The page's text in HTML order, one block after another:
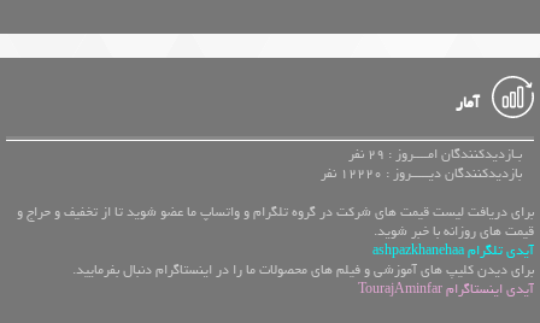
آمار
بـازدیدکنندگان امــــروز : 29 نفر
بازدیدکنندگان دیـــــروز : 12220 نفر
برای دریافت لیست قیمت های شرکت در گروه تلگرام و واتساپ ما عضو شوید تا از تخفیف و حراج و
قیمت های روزانه با خبر شوید.
آیدی تلگرام ashpazkhanehaa
برای دیدن کلیپ های آموزشی و فیلم های محصولات ما را در اینستاگرام دنبال بفرمایید.
آیدی اینستاگرام TourajAminfar